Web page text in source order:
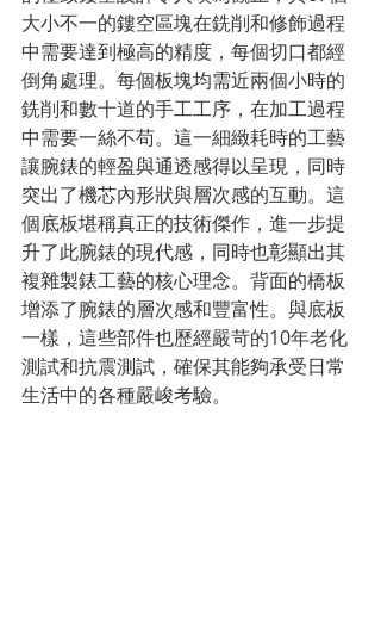
大小不一的鏤空區塊在銑削和修飾過程
中需要達到極高的精度，每個切口都經
倒角處理。每個板塊均需近兩個小時的
銑削和數十道的手工工序，在加工過程
中需要一絲不苟。這一細緻耗時的工藝
讓腕錶的輕盈與通透感得以呈現，同時
突出了機芯內形狀與層次感的互動。這
個底板堪稱真正的技術傑作，進一步提
升了此腕錶的現代感，同時也彰顯出其
複雜製錶工藝的核心理念。背面的橋板
增添了腕錶的層次感和豐富性。與底板
一樣，這些部件也歷經嚴苛的10年老化
測試和抗震測試，確保其能夠承受日常
生活中的各種嚴峻考驗。